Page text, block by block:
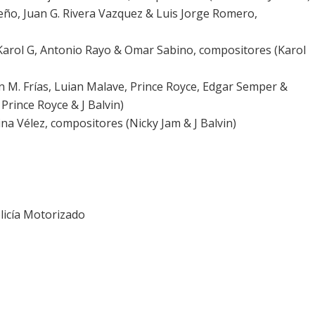
Juan G. Rivera Vazquez & Luis Jorge Romero,
G, Antonio Rayo & Omar Sabino, compositores (Karol
M. Frías, Luian Malave, Prince Royce, Edgar Semper &
Royce & J Balvin)
Vélez, compositores (Nicky Jam & J Balvin)
Motorizado